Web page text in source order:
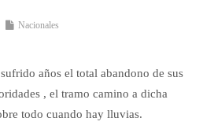
Nacionales
años el total abandono de sus
, el tramo camino a dicha
todo cuando hay lluvias.